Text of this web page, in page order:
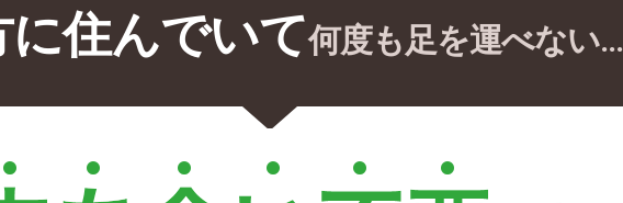
に住んでいて何度も足を運べない…